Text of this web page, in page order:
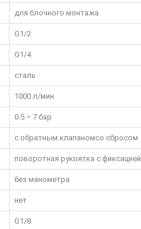
для блочного монтажа
G1/2
G1/4
сталь
1000 л/мин
0.5 ÷ 7 бар
с обратным клапаномсо сбросом
поворотная рукоятка с фиксацией
без манометра
нет
G1/8